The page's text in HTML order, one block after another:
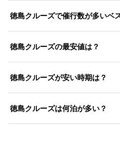
徳島クルーズで催行数が多いベ
徳島クルーズの最安値は？
徳島クルーズが安い時期は？
徳島クルーズは何泊が多い？